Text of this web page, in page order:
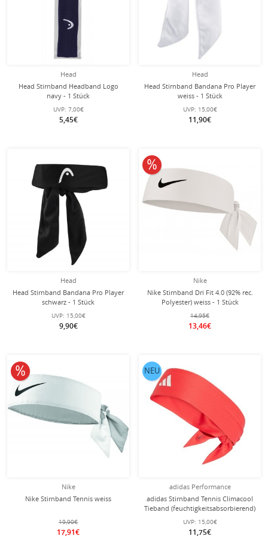
Head
Head Stirnband Headband Logo
navy - 1 Stück
UVP: 7,00€
5,45€
Head
Head Stirnband Bandana Pro Player
weiss - 1 Stück
UVP: 15,00€
11,90€
Head
Head Stirnband Bandana Pro Player
schwarz - 1 Stück
UVP: 15,00€
9,90€
Nike
Nike Stirnband Dri Fit 4.0 (92% rec.
Polyester) weiss - 1 Stück
14,95€
13,46€
10% reduziert
Nike
Nike Stirnband Tennis weiss
19,90€
17,91€
10% reduziert
adidas Performance
adidas Stirnband Tennis Climacool
Tieband (feuchtigkeitsabsorbierend)
rot Herren - 1 Stück
UVP: 15,00€
11,75€
NEU